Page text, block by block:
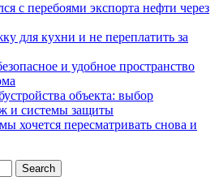
с перебоями экспорта нефти через
для кухни и не переплатить за
и удобное пространство
объекта: выбор
и системы защиты
хочется пересматривать снова и